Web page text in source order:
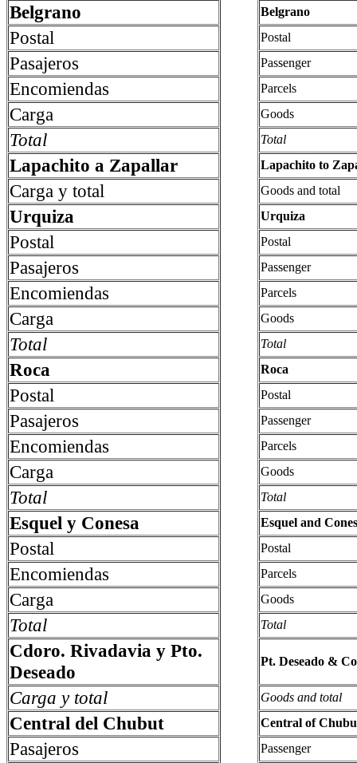
Belgrano
Belgrano
Postal Postal
Pasajeros Passenger
Encomiendas Parcels
Carga Goods
Total Total
Lapachito a Zapallar Lapachito to
Carga y total Goods and total
Urquiza Urquiza
Postal Postal
Pasajeros Passenger
Encomiendas Parcels
Carga Goods
Total Total
Roca Roca
Postal Postal
Pasajeros Passenger
Encomiendas Parcels
Carga Goods
Total Total
Esquel y Conesa Esquel and
Postal Postal
Encomiendas Parcels
Carga Goods
Total Total
Cdoro. Rivadavia y Pto.
Deseado
Pt. Deseado &
Carga y total Goods and total
Central del Chubut Central of
Pasajeros Passenger